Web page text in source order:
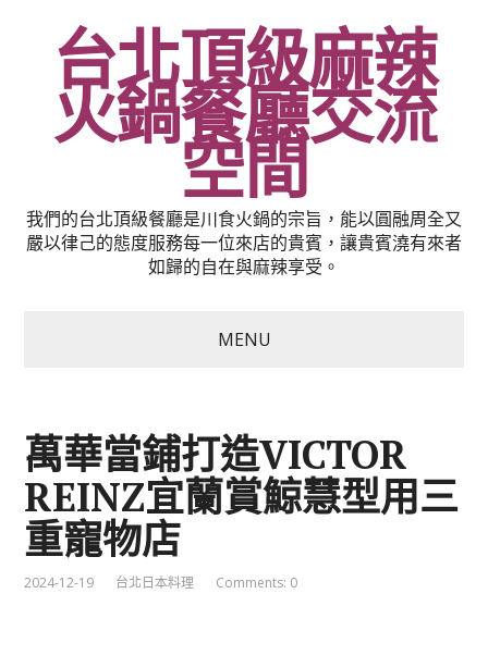
台北頂級麻辣
火鍋餐廳交流
空間
我們的台北頂級餐廳是川食火鍋的宗旨，能以圓融周全又
嚴以律己的態度服務每一位來店的貴賓，讓貴賓澆有來者
如歸的自在與麻辣享受。
MENU
萬華當鋪打造VICTOR
REINZ宜蘭賞鯨慧型用三
重寵物店
2024-12-19 台北日本料理 Comments: 0